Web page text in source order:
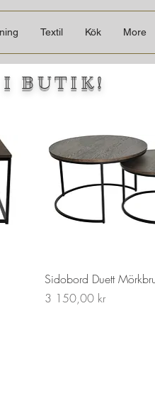
Textil Kök More
I BUTIK!
Sidobord Duett
Pris
3 150,00 kr